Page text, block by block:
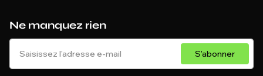
Ne manquez rien
S'abonner